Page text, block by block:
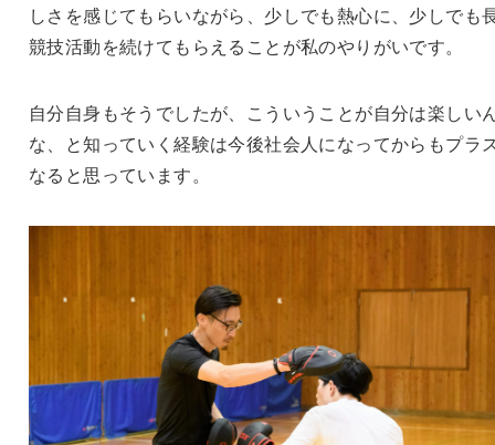
しさを感じてもらいながら、少しでも熱心に、少しでも
競技活動を続けてもらえることが私のやりがいです。
自分自身もそうでしたが、こういうことが自分は楽しい
な、と知っていく経験は今後社会人になってからもプラ
なると思っています。